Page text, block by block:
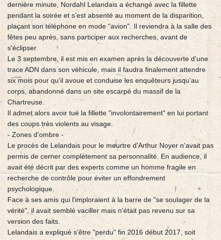
dernière minute, Nordahl Lelandais a échangé avec la fillette
pendant la soirée et s’est absenté au moment de la disparition,
plaçant son téléphone en mode "avion". Il reviendra à la salle des
fêtes peu après, sans participer aux recherches, avant de
s'éclipser.
Le 3 septembre, il est mis en examen après la découverte d'une
trace ADN dans son véhicule, mais il faudra finalement attendre
six mois pour qu'il avoue et conduise les enquêteurs jusqu'au
corps, abandonné dans un site escarpé du massif de la
Chartreuse.
Il admet alors avoir tué la fillette "involontairement" en lui portant
des coups très violents au visage.
- Zones d'ombre -
Le procès de Lelandais pour le meurtre d'Arthur Noyer n'avait pas
permis de cerner complètement sa personnalité. En audience, il
avait été décrit par des experts comme un homme fragile en
recherche de contrôle pour éviter un effondrement
psychologique.
Face à ses amis qui l'imploraient à la barre de "se soulager de la
vérité", il avait semblé vaciller mais n'était pas revenu sur sa
version des faits.
Lelandais a expliqué s’être "perdu" fin 2016 début 2017, soit